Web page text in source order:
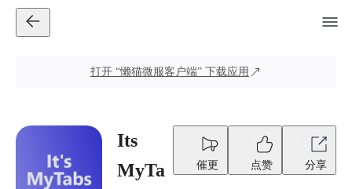
打开 “懒猫微服客户端” 下载应用
Its
MyTa
催更 点赞 分享